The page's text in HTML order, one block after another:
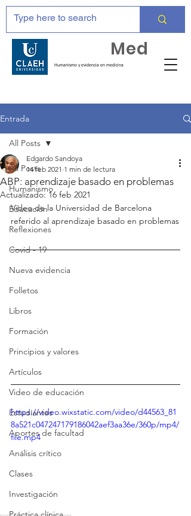
Humanismo y evidencia en medicina
Med
Entrada
All Posts
Humanismo
Educación
Reflexiones
Covid - 19
Nueva evidencia
Folletos
Libros
Formación
Principios y valores
Artículos
Video de educación
Estudiantes
Aportes de facultad
Análisis crítico
Clases
Investigación
All Posts
ABP: aprendizaje basado en problemas
Edgardo Sandoya
14 feb 2021 1 min de lectura
Actualizado:16 feb 2021
Video de la Universidad de Barcelona
referido al aprendizaje basado en problemas
https://video.wixstatic.com/video/d44563_81
8a521c047247179186042aef3aa36e/360p/mp4/
file.mp4